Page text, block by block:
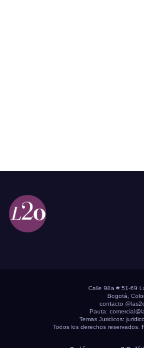
Calle 98a # 51-69
Bogotá,
contacto
Pauta:
Temas Juridicos:
Todos los derechos reservados.